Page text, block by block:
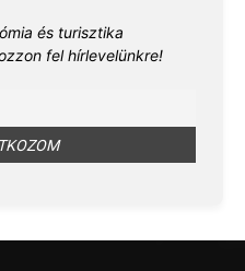
és turisztika
fel hírlevelünkre!